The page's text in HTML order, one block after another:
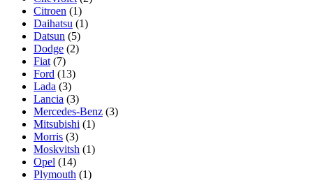
Citroen (1)
Daihatsu (1)
Datsun (5)
Dodge (2)
Fiat (7)
Ford (13)
Lada (3)
Lancia (3)
Mercedes-Benz (3)
Mitsubishi (1)
Morris (3)
Moskvitsh (1)
Opel (14)
Plymouth (1)